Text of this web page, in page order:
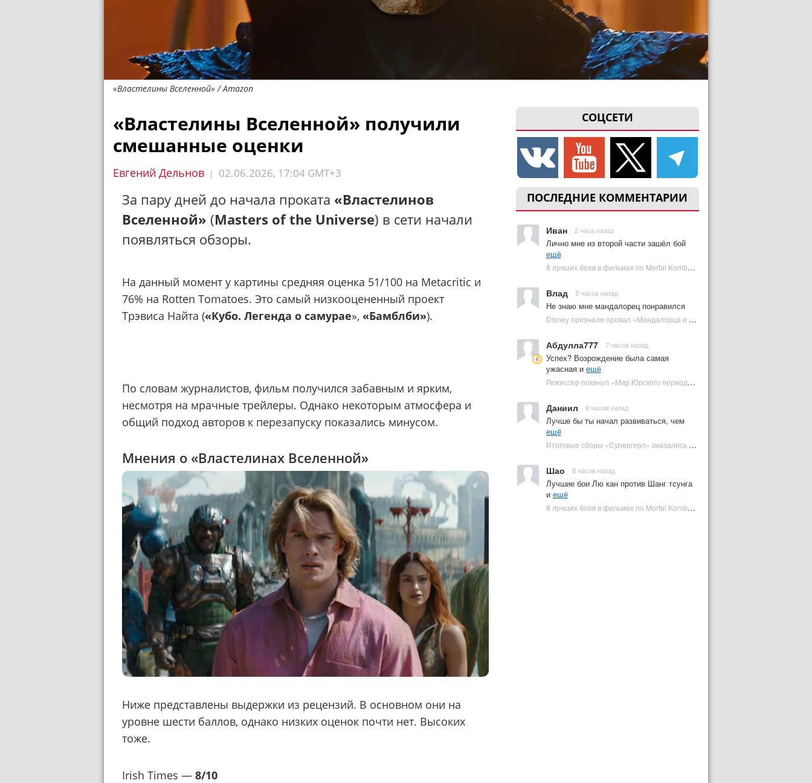
«Властелины Вселенной» / Amazon
СОЦСЕТИ
ПОСЛЕДНИЕ КОММЕНТАРИИ
Иван 2 часа назад
Лично мне из второй части зашёл бой
ещё
8 лучших боев в фильмах по Mortal Kombat: от «Смертельной битвы» до «Мортал Комбат 2» | Plugged In Ru
Влад 5 часов назад
Не знаю мне мандалорец понравился
Disney признали провал «Мандалорца и Грогу» и еще одной новинки | Plugged In Ru
Абдулла777 7 часов назад
Успех? Возрождение была самая
ужасная и ещё
Режиссер покинул «Мир Юрского периода 5» | Plugged In Ru
Даниил 8 часов назад
Лучше бы ты начал развиваться, чем
ещё
Итоговые сборы «Супергерл» оказались худшими для DC за два десятилетия | Plugged In Ru
Шао 8 часов назад
Лучшие бои Лю кан против Шанг тсунга
и ещё
8 лучших боев в фильмах по Mortal Kombat: от «Смертельной битвы» до «Мортал Комбат 2» | Plugged In Ru
«Властелины Вселенной» получили
смешанные оценки
Евгений Дельнов | 02.06.2026, 17:04 GMT+3
За пару дней до начала проката «Властелинов
Вселенной» (Masters of the Universe) в сети начали
появляться обзоры.
На данный момент у картины средняя оценка 51/100 на Metacritic и
76% на Rotten Tomatoes. Это самый низкооцененный проект
Трэвиса Найта («Кубо. Легенда о самурае», «Бамблби»).
По словам журналистов, фильм получился забавным и ярким,
несмотря на мрачные трейлеры. Однако некоторым атмосфера и
общий подход авторов к перезапуску показались минусом.
Мнения о «Властелинах Вселенной»
Ниже представлены выдержки из рецензий. В основном они на
уровне шести баллов, однако низких оценок почти нет. Высоких
тоже.
Irish Times — 8/10